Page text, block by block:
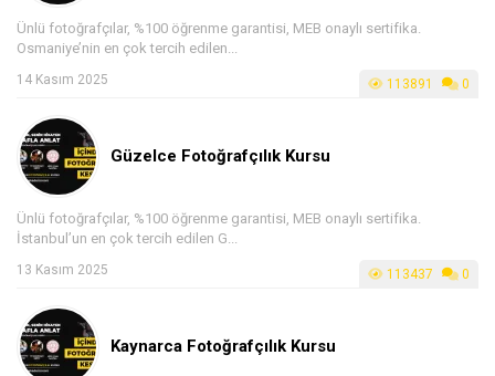
Ünlü fotoğrafçılar, %100 öğrenme garantisi, MEB onaylı sertifika.
Osmaniye’nin en çok tercih edilen...
14 Kasım 2025 113891 0
Güzelce Fotoğrafçılık Kursu
Ünlü fotoğrafçılar, %100 öğrenme garantisi, MEB onaylı sertifika.
İstanbul’un en çok tercih edilen G...
13 Kasım 2025 113437 0
Kaynarca Fotoğrafçılık Kursu